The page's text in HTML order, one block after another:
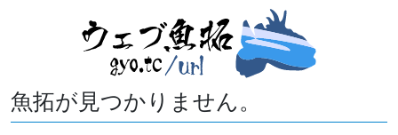
魚拓が見つかりません。